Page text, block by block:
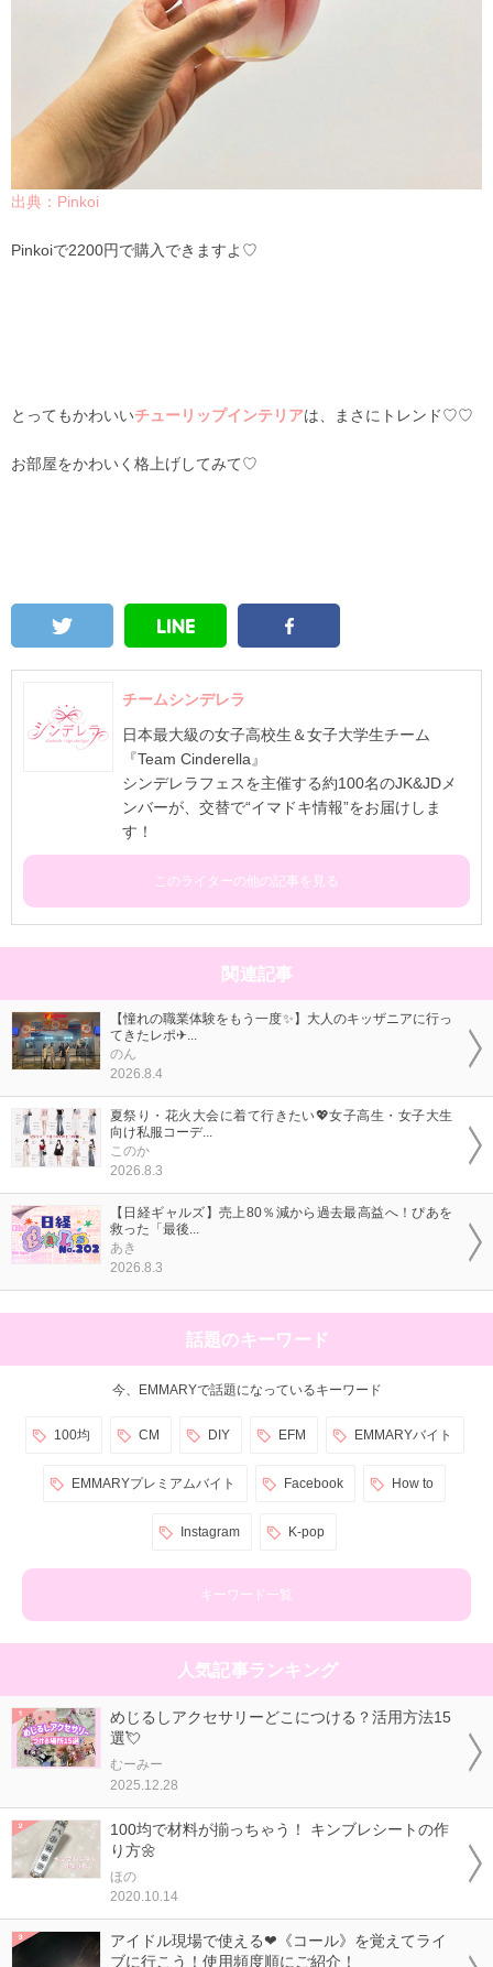
出典：Pinkoi
Pinkoiで2200円で購入できますよ♡
とってもかわいいチューリップインテリアは、まさにトレンド♡♡
お部屋をかわいく格上げしてみて♡
チームシンデレラ
日本最大級の女子高校生＆女子大学生チーム
『Team Cinderella』
シンデレラフェスを主催する約100名のJK&JDメ
ンバーが、交替で“イマドキ情報”をお届けしま
す！
このライターの他の記事を見る
関連記事
【憧れの職業体験をもう一度✨】大人のキッザニアに行っ
てきたレポ✈...
のん
2026.8.4
夏祭り・花火大会に着て行きたい💖女子高生・女子大生
向け私服コーデ...
このか
2026.8.3
【日経ギャルズ】売上80％減から過去最高益へ！ぴあを
救った「最後...
あき
2026.8.3
話題のキーワード
今、EMMARYで話題になっているキーワード
100均 CM DIY EFM EMMARYバイト
EMMARYプレミアムバイト Facebook How to
Instagram K-pop
キーワード一覧
人気記事ランキング
めじるしアクセサリーどこにつける？活用方法15
選💘
むーみー
2025.12.28
100均で材料が揃っちゃう！ キンブレシートの作
り方🌼
ほの
2020.10.14
アイドル現場で使える❤《コール》を覚えてライ
ブに行こう！使用頻度順にご紹介！